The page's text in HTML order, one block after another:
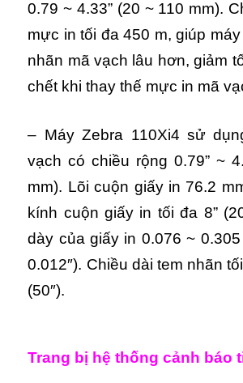
0.79 ~ 4.33” (20 ~ 110 mm).
mực in tối đa 450 m, giúp
nhãn mã vạch lâu hơn, giảm
chết khi thay thế mực in mã
– Máy Zebra 110Xi4 sử
vạch có chiều rộng 0.79” ~
mm). Lõi cuộn giấy in 76.2
kính cuộn giấy in tối đa 8”
dày của giấy in 0.076 ~
0.012″). Chiều dài tem nhãn
(50″).
Trang bị hệ thống cảnh báo